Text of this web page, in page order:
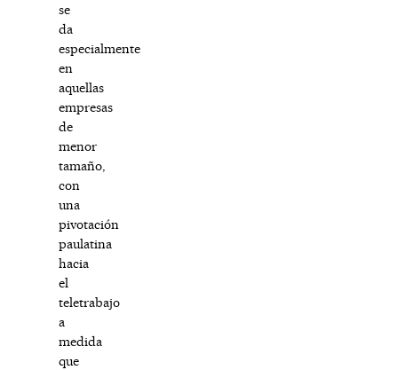
se
da
especialmente
en
aquellas
empresas
de
menor
tamaño,
con
una
pivotación
paulatina
hacia
el
teletrabajo
a
medida
que